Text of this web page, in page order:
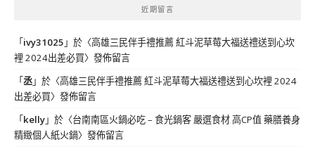
近期留言
「 ivy31025 」於〈高雄三民伴手禮推薦 紅斗泥草莓大福送禮送到心坎
裡 2024出差必買〉發佈留言
「丞」於〈高雄三民伴手禮推薦 紅斗泥草莓大福送禮送到心坎裡 2024
出差必買〉發佈留言
「 kelly」於〈台南南區火鍋必吃 – 食光鍋客 嚴選食材 高CP值 藥膳養身
精緻個人紙火鍋〉發佈留言